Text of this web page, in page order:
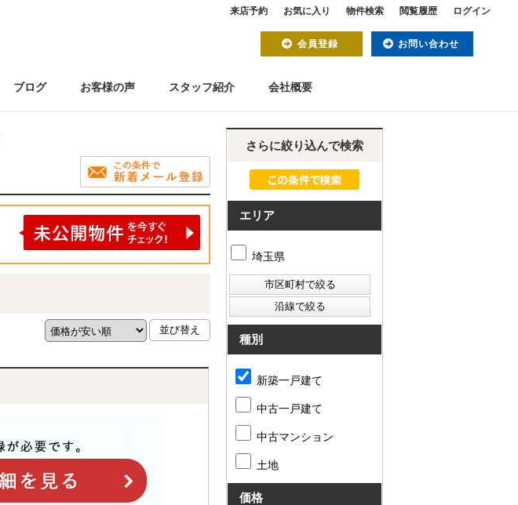
来店予約 お気に入り 物件検索 閲覧履歴 ログイン
会員登録 お問い合わせ
ブログ お客様の声 スタッフ紹介 会社概要
さらに絞り込んで検索
エリア
埼玉県
種別
新築一戸建て
中古一戸建て
中古マンション
土地
価格